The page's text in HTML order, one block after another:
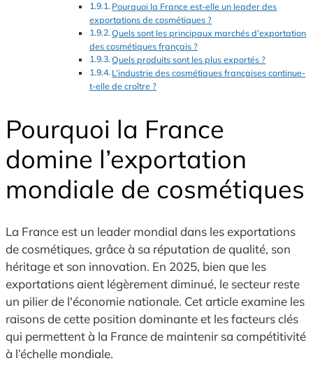
Pourquoi la France est-elle un leader des
exportations de cosmétiques ?
Quels sont les principaux marchés d’exportation
des cosmétiques français ?
Quels produits sont les plus exportés ?
L’industrie des cosmétiques françaises continue-
t-elle de croître ?
Pourquoi la France
domine l’exportation
mondiale de cosmétiques
La France est un leader mondial dans les exportations
de cosmétiques, grâce à sa réputation de qualité, son
héritage et son innovation. En 2025, bien que les
exportations aient légèrement diminué, le secteur reste
un pilier de l'économie nationale. Cet article examine les
raisons de cette position dominante et les facteurs clés
qui permettent à la France de maintenir sa compétitivité
à l’échelle mondiale.